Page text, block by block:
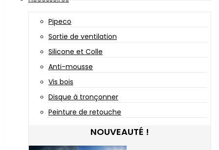
Pipeco
Sortie de ventilation
Silicone et Colle
Anti-mousse
Vis bois
Disque à tronçonner
Peinture de retouche
NOUVEAUTÉ !